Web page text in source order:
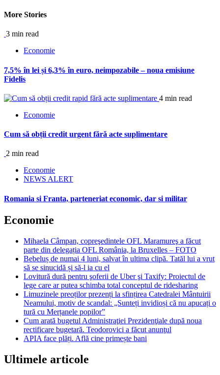
More Stories
3 min read
Economie
7,5% în lei și 6,3% în euro, neimpozabile – noua emisiune
Fidelis
4 min read
Economie
Cum să obții credit urgent fără acte suplimentare
2 min read
Economie
NEWS ALERT
Romania si Franta, parteneriat economic, dar si militar
Economie
Mihaela Câmpan, copreşedintele OFL Maramureş a făcut
parte din delegația OFL România, la Bruxelles – FOTO
Bebeluș de numai 4 luni, salvat în ultima clipă. Tatăl lui a vrut
să se sinucidă și să-l ia cu el
Lovitură dură pentru şoferii de Uber şi Taxify: Proiectul de
lege care ar putea schimba total conceptul de ridesharing
Limuzinele preoților prezenți la sfințirea Catedralei Mântuirii
Neamului, motiv de scandal: „Sunteți invidioși că nu apucați o
tură cu Merțanele popilor”
Cum arată bugetul Administraţiei Prezidenţiale după noua
rectificare bugetară. Teodorovici a făcut anunţul
APIA face plăți. Află cine primește bani
Ultimele articole